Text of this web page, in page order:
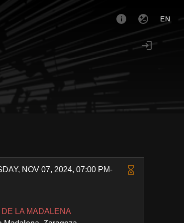
EN
NOV 07, 2024, 07:00 PM-
DE LA MADALENA